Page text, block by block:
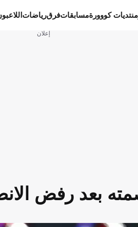
منتديات كووورةمسابقاتفرقرياضات
إعلان
بعد رفض